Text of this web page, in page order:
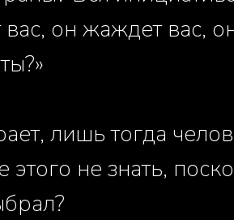
он жаждет вас,
лишь тогда
не знать,